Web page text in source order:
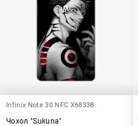
Infinix Note 30 NFC X6833B
Чохол "Sukuna"